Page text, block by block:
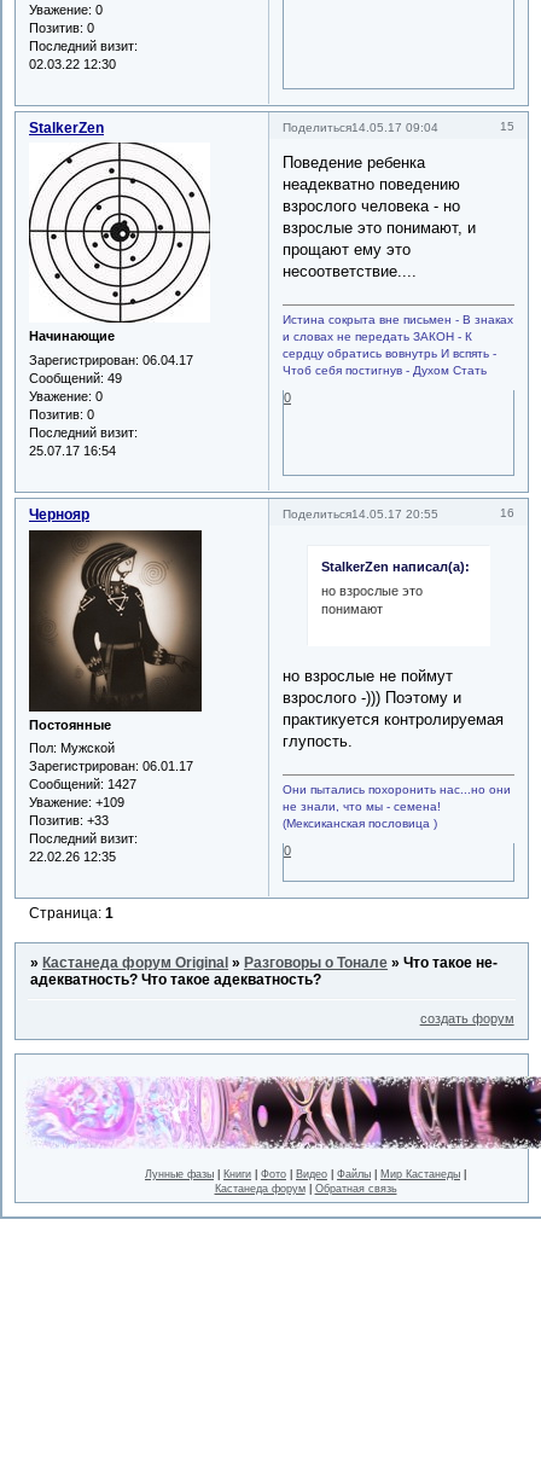
Уважение: 0
Позитив: 0
Последний визит:
02.03.22 12:30
Поделиться 15
14.05.17 09:04
StalkerZen
Начинающие
Зарегистрирован: 06.04.17
Сообщений: 49
Уважение: 0
Позитив: 0
Последний визит:
25.07.17 16:54
Поведение ребенка
неадекватно поведению
взрослого человека - но
взрослые это понимают, и
прощают ему это
несоответствие....
Истина сокрыта вне письмен - В знаках
и словах не передать ЗАКОН - К
сердцу обратись вовнутрь И вспять -
Чтоб себя постигнув - Духом Стать
0
Поделиться 16
14.05.17 20:55
Чернояр
Постоянные
Пол: Мужской
Зарегистрирован: 06.01.17
Сообщений: 1427
Уважение: +109
Позитив: +33
Последний визит:
22.02.26 12:35
StalkerZen написал(а):
но взрослые это
понимают
но взрослые не поймут
взрослого -))) Поэтому и
практикуется контролируемая
глупость.
Они пытались похоронить нас...но они
не знали, что мы - семена!
(Мексиканская пословица )
0
Страница:1
» Кастанеда форум Original » Разговоры о Тонале »Что такое не-
адекватность? Что такое адекватность?
создать форум
Лунные фазы Книги Фото Видео Файлы Мир Кастанеды
Кастанеда форум| Обратная связь